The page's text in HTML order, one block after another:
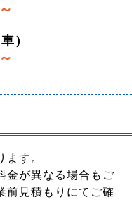
）
す。
金が異なる場合もご
前見積もりにてご確